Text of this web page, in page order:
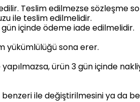
Teslim edilmezse sözleşme
ile teslim edilmelidir.
içinde ödeme iade edilmelidir.
yükümlülüğü sona erer.
ürün 3 gün içinde
benzeri ile değiştirilmesini ya da